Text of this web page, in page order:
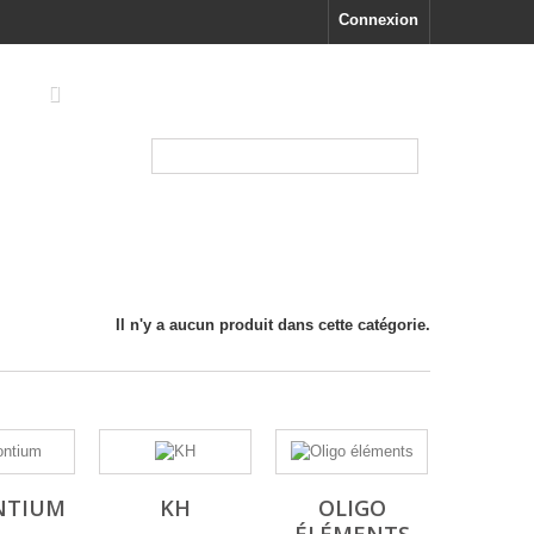
Connexion
Il n'y a aucun produit dans cette catégorie.
KH
OLIGO